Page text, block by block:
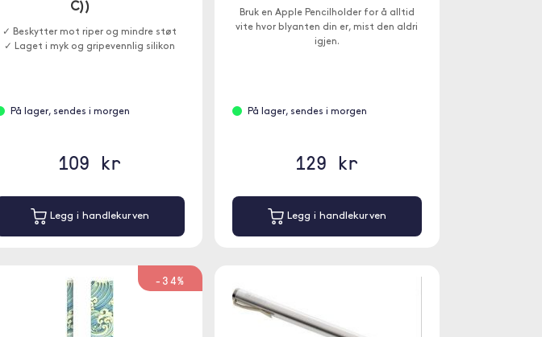
C))
✓ Beskytter mot riper og mindre støt
✓ Laget i myk og gripevennlig silikon
På lager, sendes i morgen
109 kr
Legg i handlekurven
Bruk en Apple Pencilholder for å alltid
vite hvor blyanten din er, mist den aldri
igjen.
På lager, sendes i morgen
129 kr
Legg i handlekurven
-34%